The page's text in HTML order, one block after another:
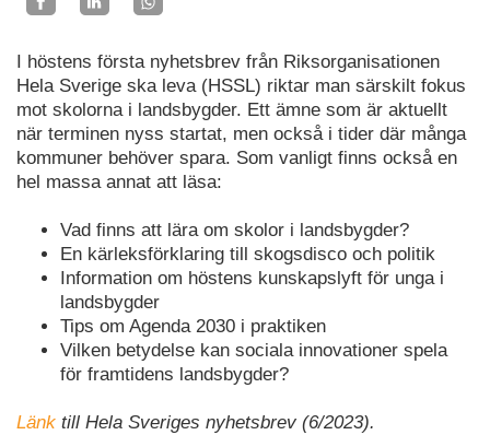
I höstens första nyhetsbrev från Riksorganisationen
Hela Sverige ska leva (HSSL) riktar man särskilt fokus
mot skolorna i landsbygder. Ett ämne som är aktuellt
när terminen nyss startat, men också i tider där många
kommuner behöver spara. Som vanligt finns också en
hel massa annat att läsa:
Vad finns att lära om skolor i landsbygder?
En kärleksförklaring till skogsdisco och politik
Information om höstens kunskapslyft för unga i
landsbygder
Tips om Agenda 2030 i praktiken
Vilken betydelse kan sociala innovationer spela
för framtidens landsbygder?
Länk till Hela Sveriges nyhetsbrev (6/2023).